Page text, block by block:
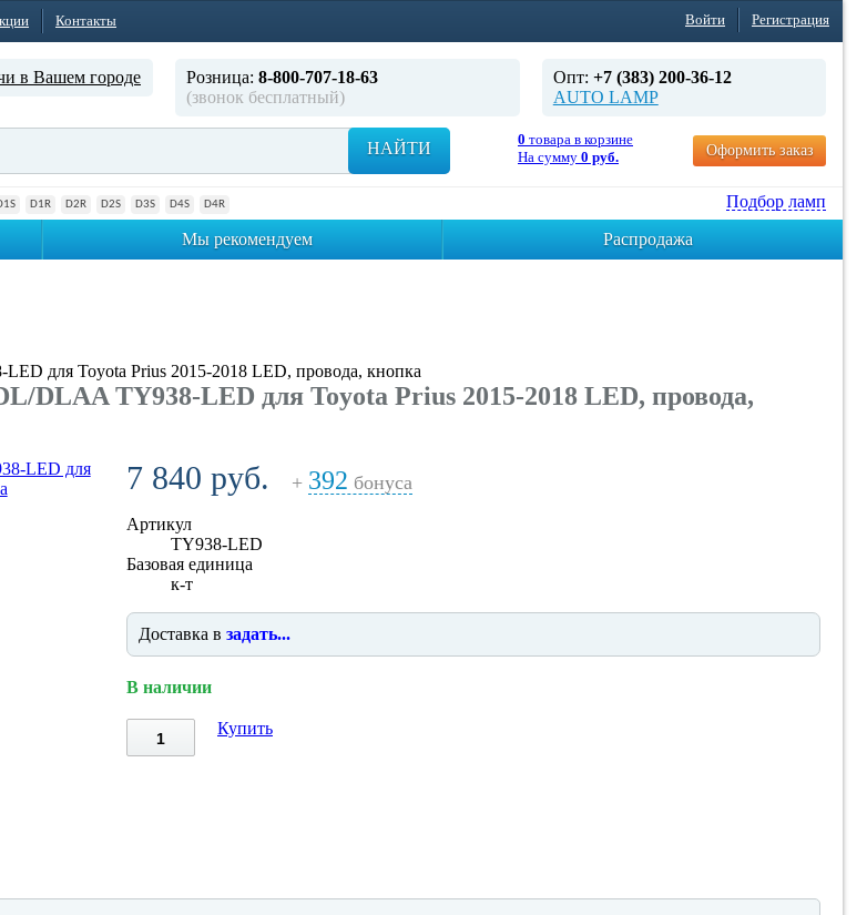
Контакты Войти Регистрация
в Вашем городе Розница: 8-800-707-18-63
(звонок бесплатный)
Опт: +7 (383) 200-36-12
AUTO LAMP
НАЙТИ 0 товара в корзине
На сумму 0 руб. Оформить заказ
D1R D2R D2S D3S D4S D4R
Подбор ламп
Мы рекомендуем Распродажа
для Toyota Prius 2015-2018 LED, провода, кнопка
DLAA TY938-LED для Toyota Prius 2015-2018 LED, провода,
7 840 руб. + 392 бонуса
Артикул
TY938-LED
Базовая единица
к-т
Доставка в задать...
В наличии
Купить